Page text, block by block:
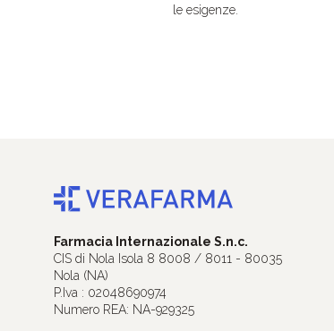
le esigenze.
Farmacia Internazionale S.n.c.
CIS di Nola Isola 8 8008 / 8011 - 80035
Nola (NA)
P.Iva : 02048690974
Numero REA: NA-929325